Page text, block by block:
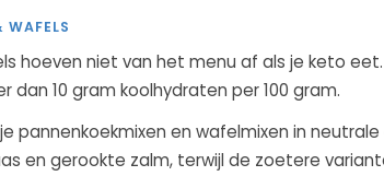
WAFELS
hoeven niet van het menu af als je keto
dan 10 gram koolhydraten per 100 gram.
pannenkoekmixen en wafelmixen in
en gerookte zalm, terwijl de zoetere